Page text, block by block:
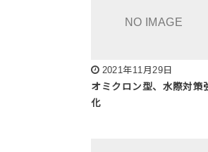
2021年11月29日
オミクロン型、水際対策
化